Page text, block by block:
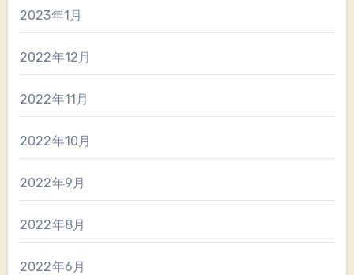
2023年1月
2022年12月
2022年11月
2022年10月
2022年9月
2022年8月
2022年6月